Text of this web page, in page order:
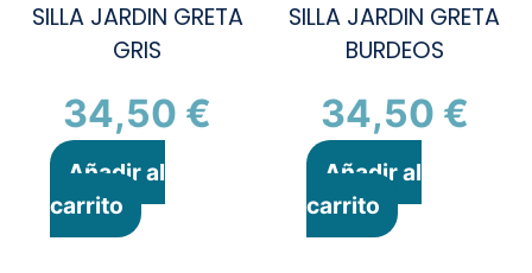
SILLA JARDIN GRETA
GRIS
34,50 €
Añadir al
carrito
SILLA JARDIN GRETA
BURDEOS
34,50 €
Añadir al
carrito